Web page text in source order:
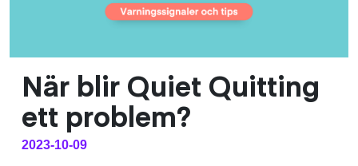
När blir Quiet Quitting
ett problem?
2023-10-09